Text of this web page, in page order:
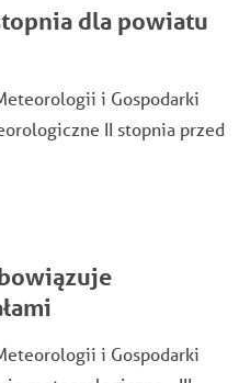
dla powiatu
i Gospodarki
II stopnia przed
i Gospodarki